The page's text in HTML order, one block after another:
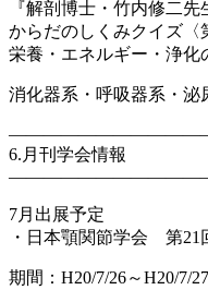
『解剖博士・竹内修二
からだのしくみクイズ〈
栄養・エネルギー・浄
消化器系・呼吸器系・泌
6.月刊学会情報
7月出展予定
・日本顎関節学会 第21
期間：H20/7/26～H20/7/27